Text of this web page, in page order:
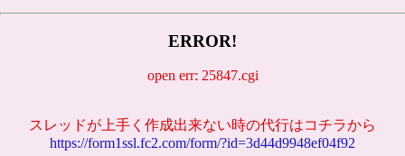
ERROR!
open err: 25847.cgi
スレッドが上手く作成出来ない時の代行はコチラから
https://form1ssl.fc2.com/form/?id=3d44d9948ef04f92